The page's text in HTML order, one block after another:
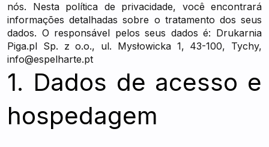
nós. Nesta política de privacidade, você encontrará
informações detalhadas sobre o tratamento dos seus
dados. O responsável pelos seus dados é: Drukarnia
Piga.pl Sp. z o.o., ul. Mysłowicka 1, 43-100, Tychy,
info@espelharte.pt
1. Dados de acesso e
hospedagem